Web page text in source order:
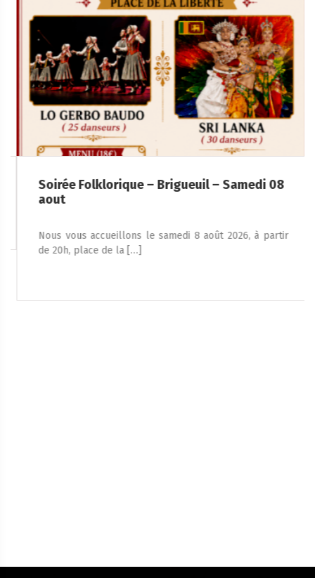
Soirée Folklorique – Brigueuil – Samedi 08
aout
Nous vous accueillons le samedi 8 août 2026, à partir
de 20h, place de la […]